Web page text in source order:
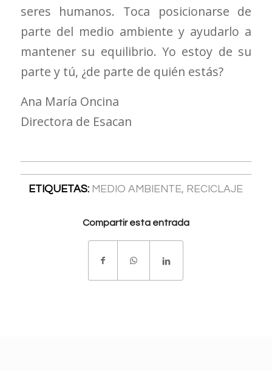
seres humanos. Toca posicionarse de
parte del medio ambiente y ayudarlo a
mantener su equilibrio. Yo estoy de su
parte y tú, ¿de parte de quién estás?
Ana María Oncina
Directora de Esacan
ETIQUETAS: MEDIO AMBIENTE, RECICLAJE
Compartir esta entrada